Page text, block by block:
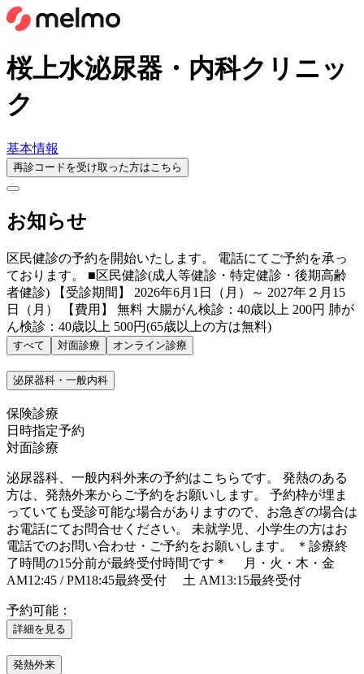
桜上水泌尿器・内科クリニッ
ク
基本情報
再診コードを受け取った方はこちら
お知らせ
区民健診の予約を開始いたします。 電話にてご予約を承っ
ております。 ■区民健診(成人等健診・特定健診・後期高齢
者健診) 【受診期間】 2026年6月1日（月）～ 2027年２月15
日（月） 【費用】 無料 大腸がん検診：40歳以上 200円 肺が
ん検診：40歳以上 500円(65歳以上の方は無料)
すべて 対面診療 オンライン診療
泌尿器科・一般内科
保険診療
日時指定予約
対面診療
泌尿器科、一般内科外来の予約はこちらです。 発熱のある
方は、発熱外来からご予約をお願いします。 予約枠が埋ま
っていても受診可能な場合がありますので、お急ぎの場合は
お電話にてお問合せください。 未就学児、小学生の方はお
電話でのお問い合わせ・ご予約をお願いします。 ＊診療終
了時間の15分前が最終受付時間です＊ 月・火・木・金
AM12:45 / PM18:45最終受付 土 AM13:15最終受付
予約可能：
詳細を見る
発熱外来